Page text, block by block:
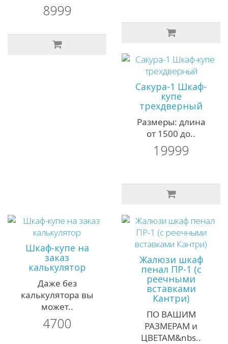
8999
Сакура-1 Шкаф-
купе
трехдверный
Размеры: длина
от 1500 до..
19999
Шкаф-купе на
заказ
калькулятор
Даже без
калькулятора вы
может..
4700
Жалюзи шкаф
пенал ПР-1 (с
реечными
вставками
Кантри)
ПО ВАШИМ
РАЗМЕРАМ и
ЦВЕТАМ&nbs..